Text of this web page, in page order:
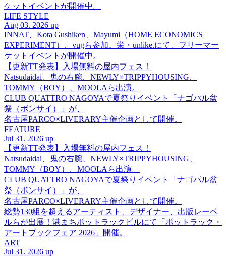
ケットイベントが開催中。
LIFE STYLE
Aug 03. 2026 up
INNAT、Kota Gushiken、Mayumi（HOME ECONOMICS
EXPERIMENT）、vugら参加。栄・unlike.にて、フリーマー
ケットイベントが開催中。
【更新TT発表】入場無料の屋内フェス！
Natsudaidai、鬼の右腕、NEWLY×TRIPPYHOUSING、
TOMMY（BOY）、MOOLAら出演。
CLUB QUATTRO NAGOYAで夏祭りイベント「ナゴパル盆
祭（ボンサイ）」が、
名古屋PARCO×LIVERARY主催企画として開催。
FEATURE
Jul 31. 2026 up
【更新TT発表】入場無料の屋内フェス！
Natsudaidai、鬼の右腕、NEWLY×TRIPPYHOUSING、
TOMMY（BOY）、MOOLAら出演。
CLUB QUATTRO NAGOYAで夏祭りイベント「ナゴパル盆
祭（ボンサイ）」が、
名古屋PARCO×LIVERARY主催企画として開催。
総勢130組を超えるアーティスト、デザイナー、出版レーベ
ルらが出展！港まちポットラックビルにて「ポットラック・
アートブックフェア 2026」開催。
ART
Jul 31. 2026 up